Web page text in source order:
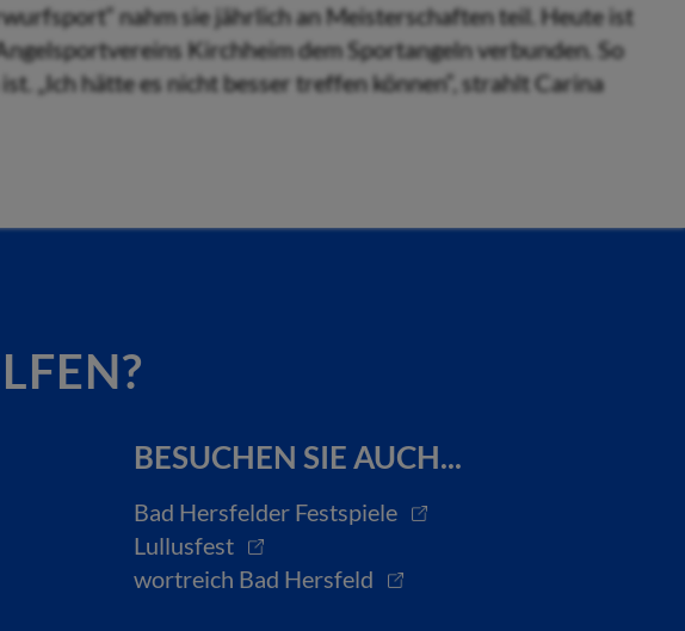
nahm sie jährlich an Meisterschaften teil. Heute ist
Kirchheim dem Sportangeln verbunden. So
„Ich hätte es nicht besser treffen können“, strahlt Carina
BESUCHEN SIE AUCH...
Bad Hersfelder Festspiele
Lullusfest
wortreich Bad Hersfeld